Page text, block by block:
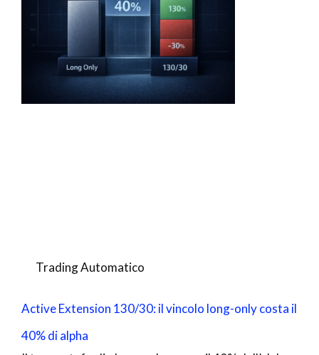
Trading Automatico
Active Extension 130/30: il vincolo long-only costa il
40% di alpha